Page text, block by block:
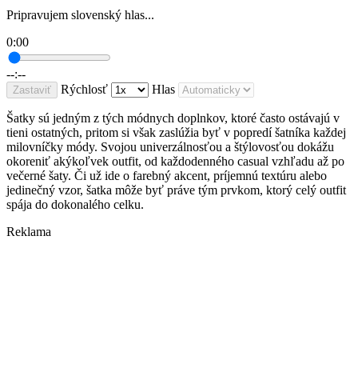
Pripravujem slovenský hlas...
0:00
--:--
Zastaviť Rýchlosť Hlas
Šatky sú jedným z tých módnych doplnkov, ktoré často ostávajú v
tieni ostatných, pritom si však zaslúžia byť v popredí šatníka každej
milovníčky módy. Svojou univerzálnosťou a štýlovosťou dokážu
okoreniť akýkoľvek outfit, od každodenného casual vzhľadu až po
večerné šaty. Či už ide o farebný akcent, príjemnú textúru alebo
jedinečný vzor, šatka môže byť práve tým prvkom, ktorý celý outfit
spája do dokonalého celku.
Reklama